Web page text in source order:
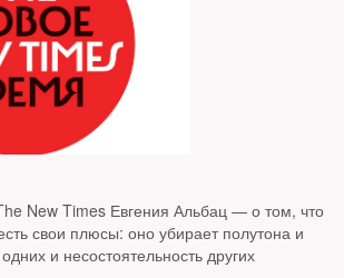
New Times Евгения Альбац — о том, что
свои плюсы: оно убирает полутона и
и несостоятельность других